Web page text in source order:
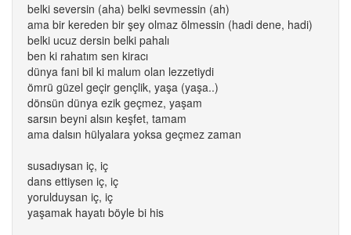
belki seversin (aha) belki sevmessin (ah)
ama bir kereden bir şey olmaz ölmessin (hadi dene, hadi)
belki ucuz dersin belki pahalı
ben ki rahatım sen kiracı
dünya fani bil ki malum olan lezzetiydi
ömrü güzel geçir gençlik, yaşa (yaşa..)
dönsün dünya ezik geçmez, yaşam
sarsın beyni alsın keşfet, tamam
ama dalsın hülyalara yoksa geçmez zaman
susadıysan iç, iç
dans ettiysen iç, iç
yorulduysan iç, iç
yaşamak hayatı böyle bi his